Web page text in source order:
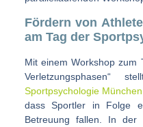
Fördern von
am Tag der
Mit einem Workshop zum
Verletzungsphasen“
Sportpsychologie München
dass Sportler in Folge
Betreuung fallen. In